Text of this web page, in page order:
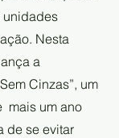
unidades
Nesta
a
Cinzas”, um
mais um ano
de se evitar